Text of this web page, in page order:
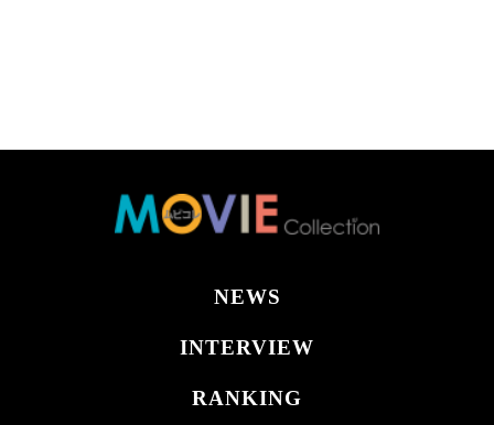
NEWS
INTERVIEW
RANKING